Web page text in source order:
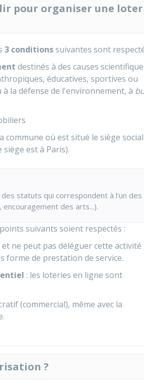
pour organiser une
3 conditionssuivantes sont
destinés à des causes
éducatives, sportives ou
la défense de l'environnement, à
où est situé le siège
est à Paris).
statuts qui correspondent à l'un des
des arts...).
suivants soient respectés :
et ne peut pas déléguer cette activité
forme de prestation de service.
: les loteries en ligne sont
(commercial), même avec la
?